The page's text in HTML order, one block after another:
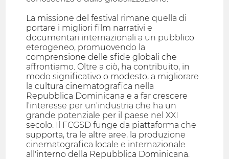
La missione del festival rimane quella di
portare i migliori film narrativi e
documentari internazionali a un pubblico
eterogeneo, promuovendo la
comprensione delle sfide globali che
affrontiamo. Oltre a ciò, ha contribuito, in
modo significativo o modesto, a migliorare
la cultura cinematografica nella
Repubblica Dominicana e a far crescere
l'interesse per un'industria che ha un
grande potenziale per il paese nel XXI
secolo. Il FCGSD funge da piattaforma che
supporta, tra le altre aree, la produzione
cinematografica locale e internazionale
all'interno della Repubblica Dominicana.